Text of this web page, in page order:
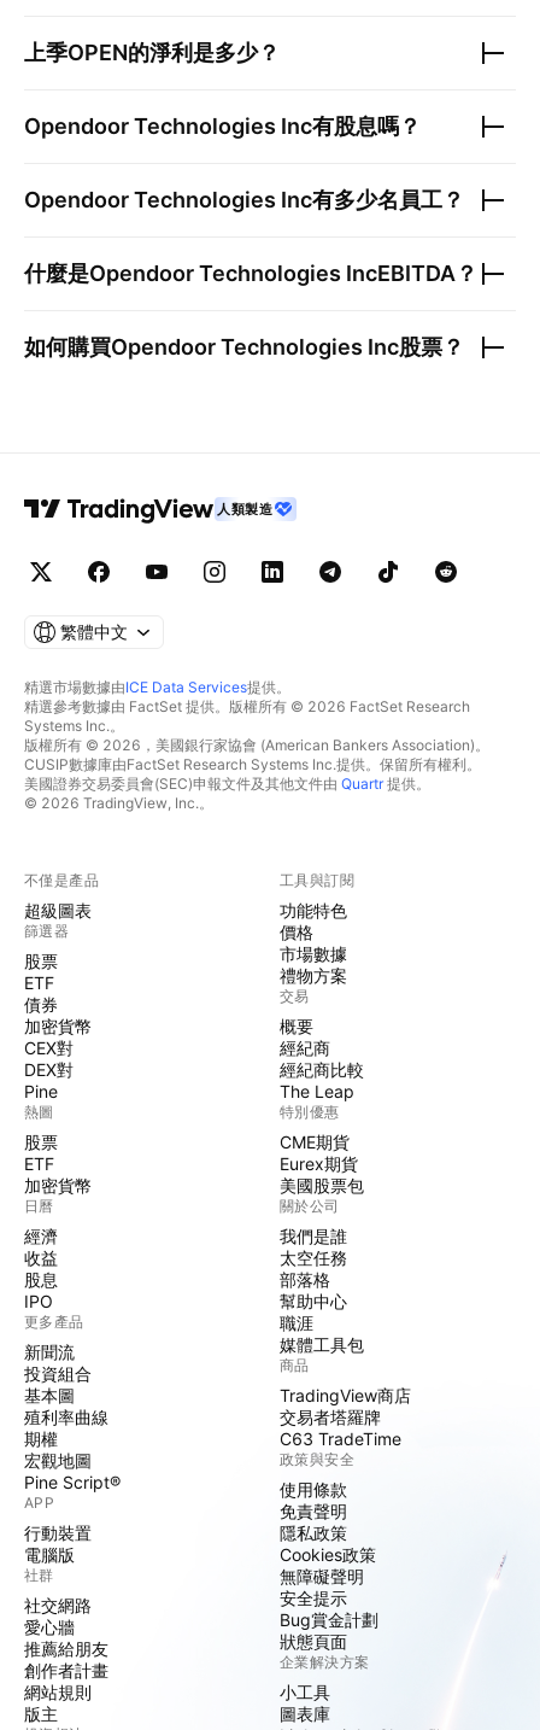
上季OPEN的淨利是多少？
Opendoor Technologies Inc有股息嗎？
Opendoor Technologies Inc有多少名員工？
什麼是Opendoor Technologies IncEBITDA？
如何購買Opendoor Technologies Inc股票？
人類製造
繁體中文
精選市場數據由ICE Data Services提供。
精選參考數據由 FactSet 提供。版權所有 © 2026 FactSet Research
Systems Inc.。
版權所有 © 2026，美國銀行家協會 (American Bankers Association)。
CUSIP數據庫由FactSet Research Systems Inc.提供。保留所有權利。
美國證券交易委員會(SEC)申報文件及其他文件由 Quartr提供。
© 2026 TradingView, Inc.。
不僅是產品
超級圖表
篩選器
股票
ETF
債券
加密貨幣
CEX對
DEX對
Pine
熱圖
股票
ETF
加密貨幣
日曆
經濟
收益
股息
IPO
更多產品
新聞流
投資組合
基本圖
殖利率曲線
期權
宏觀地圖
Pine Script®
APP
行動裝置
電腦版
社群
社交網路
愛心牆
推薦給朋友
創作者計畫
網站規則
版主
工具與訂閱
功能特色
價格
市場數據
禮物方案
交易
概要
經紀商
經紀商比較
The Leap
特別優惠
CME期貨
Eurex期貨
美國股票包
關於公司
我們是誰
太空任務
部落格
幫助中心
職涯
媒體工具包
商品
TradingView商店
交易者塔羅牌
C63 TradeTime
政策與安全
使用條款
免責聲明
隱私政策
Cookies政策
無障礙聲明
安全提示
Bug賞金計劃
狀態頁面
企業解決方案
小工具
圖表庫